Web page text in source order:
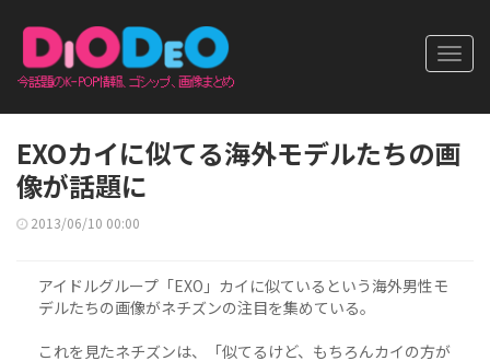
EXOカイに似てる海外モデルたちの画
像が話題に
2013/06/10 00:00
アイドルグループ「EXO」カイに似ているという海外男性モ
デルたちの画像がネチズンの注目を集めている。
これを見たネチズンは、「似てるけど、もちろんカイの方が